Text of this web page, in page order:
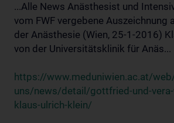
...Alle News Anästhesist und
vom FWF vergebene Auszeichnung
der Anästhesie (Wien, 25-1-2016)
von der Universitätsklinik für Anäs...
https://www.meduniwien.ac.at/
uns/news/detail/gottfried-und-
klaus-ulrich-klein/